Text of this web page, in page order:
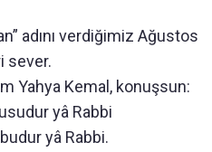
adını verdiğimiz Ağustos
sever.
Yahya Kemal, konuşsun:
yâ Rabbi
yâ Rabbi.